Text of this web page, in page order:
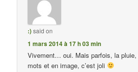
:)said on
1 mars 2014 à 17 h 03 min
Vivement… oui. Mais parfois, la
mots et en image, c’est joli